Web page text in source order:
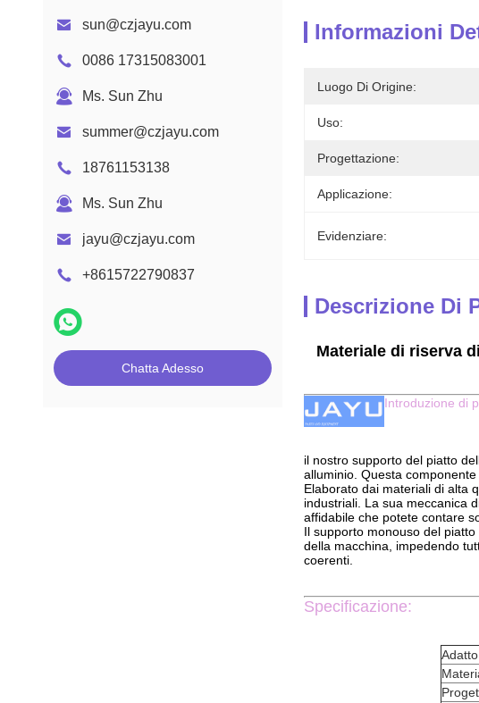
sun@czjayu.com
0086 17315083001
Ms. Sun Zhu
summer@czjayu.com
18761153138
Ms. Sun Zhu
jayu@czjayu.com
+8615722790837
Chatta Adesso
Informazioni
Luogo Di Origine:
Uso:
Progettazione:
Applicazione:
Evidenziare:
Descrizione Di
Materiale di riserva
Introduzione di
il nostro supporto del piatto
alluminio. Questa
Elaborato dai materiali di alta
industriali. La sua meccanica
affidabile che potete contare
Il supporto monouso del
della macchina, impedendo
coerenti.
Specificazione:
Adatto